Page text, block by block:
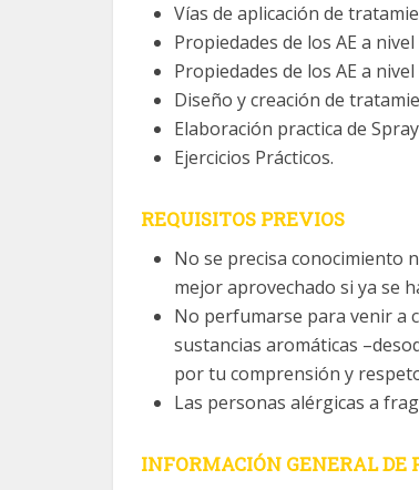
Vías de aplicación de
Propiedades de los AE a
Propiedades de los AE a
Diseño y creación de
Elaboración practica de
Ejercicios Prácticos.
REQUISITOS PREVIOS
No se precisa conocimiento
mejor aprovechado si ya se
No perfumarse para venir a
sustancias aromáticas
por tu comprensión y
Las personas alérgicas a
INFORMACIÓN GENERAL DE